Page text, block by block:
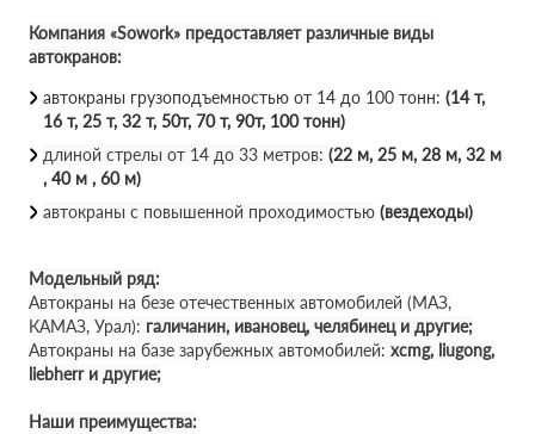
Компания «Sowork» предоставляет различные виды
автокранов:
автокраны грузоподъемностью от 14 до 100 тонн: (14 т,
16 т, 25 т, 32 т, 50т, 70 т, 90т, 100 тонн)
длиной стрелы от 14 до 33 метров: (22 м, 25 м, 28 м, 32 м
, 40 м , 60 м)
автокраны с повышенной проходимостью (вездеходы)
Модельный ряд:
Автокраны на безе отечественных автомобилей (МАЗ,
КАМАЗ, Урал): галичанин, ивановец, челябинец и другие;
Автокраны на базе зарубежных автомобилей: xcmg, liugong,
liebherr и другие;
Наши преимущества: